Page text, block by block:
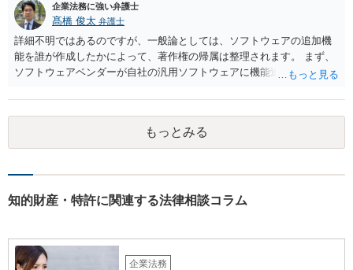
企業法務に強い弁護士
髙橋 俊太 弁護士
詳細不明ではあるのですが、一般論としては、ソフトウェアの追加機
能を誰が作成したかによって、著作権の帰属は整理されます。 まず、
ソフトウェアベンダーが自社の汎用ソフトウェアに機能追加を行った
の合意がない限り、追加部分を含めたプログラムの著作権は原則とし
てベンダーに帰属します。利用者が費用を負担している場合でも、そ
れだけで著作権が利用者に移転するわけではありません。 一方、利用
者側に認められるのは通常、その追加機能を含むソフトウェアを契約
みが使用できるのか、ベンダーが他の顧客にも同様の機能を提供でき
者に帰属させる、あるいはベンダーに帰属させつつ利用者に独占的な
使用権を認めるといった整理をすることも可能です。 したがって、費
もっとみる
知的財産・特許に関連する法律相談コラム
企業法務